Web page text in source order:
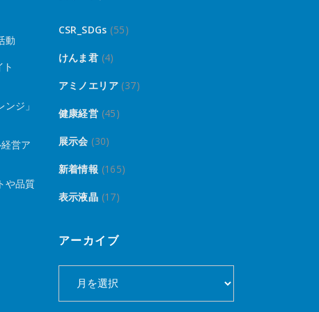
動
ジ」
営ア
や品質
CSR_SDGs (55)
けんま君 (4)
アミノエリア (37)
健康経営 (45)
展示会 (30)
新着情報 (165)
表示液晶 (17)
アーカイブ